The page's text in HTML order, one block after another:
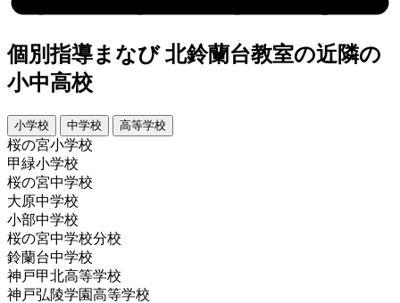
個別指導まなび 北鈴蘭台教室の近隣の
小中高校
小学校 中学校 高等学校
桜の宮小学校
甲緑小学校
桜の宮中学校
大原中学校
小部中学校
桜の宮中学校分校
鈴蘭台中学校
神戸甲北高等学校
神戸弘陵学園高等学校